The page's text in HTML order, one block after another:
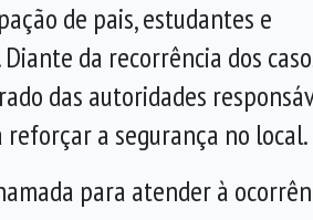
de pais, estudantes e
da recorrência dos
das autoridades
a segurança no local.
para atender à